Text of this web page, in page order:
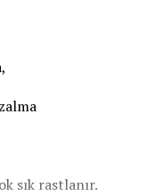
sık rastlanır.